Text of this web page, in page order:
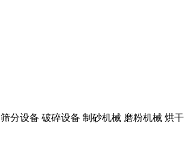
分设备 破碎设备 制砂机械 磨粉机械 烘干